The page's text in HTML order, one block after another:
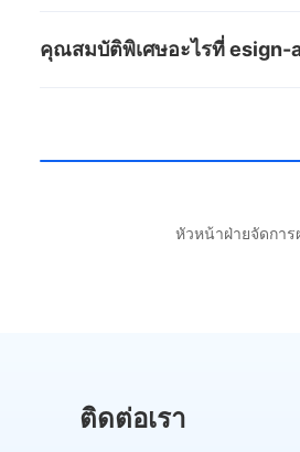
ภาระธุรการ และเร่งรอบกา
Zapier ช่วยให้การเชื่อมต่อที่
คุณสมบัติพิเศษอะไรที่ esign-
ภาษาธรรมชาติเพื่อเริ่มต้นแ
อัตโนมัติ รองรับลำดับการลง
ผลที่มีประสิทธิภาพพร้อมผลลั
หัวหน้าฝ่ายจัดกา
ติดต่อเรา